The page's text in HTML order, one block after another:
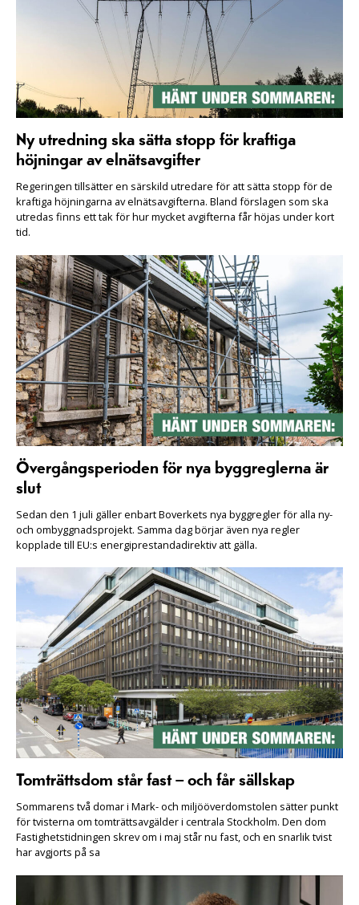
Ny utredning ska sätta stopp för kraftiga
höjningar av elnätsavgifter
Regeringen tillsätter en särskild utredare för att sätta stopp för de
kraftiga höjningarna av elnätsavgifterna. Bland förslagen som ska
utredas finns ett tak för hur mycket avgifterna får höjas under kort
tid.
Övergångsperioden för nya byggreglerna är
slut
Sedan den 1 juli gäller enbart Boverkets nya byggregler för alla ny-
och ombyggnadsprojekt. Samma dag börjar även nya regler
kopplade till EU:s energiprestandadirektiv att gälla.
Tomträttsdom står fast – och får sällskap
Sommarens två domar i Mark- och miljööverdomstolen sätter punkt
för tvisterna om tomträttsavgälder i centrala Stockholm. Den dom
Fastighetstidningen skrev om i maj står nu fast, och en snarlik tvist
har avgjorts på sa